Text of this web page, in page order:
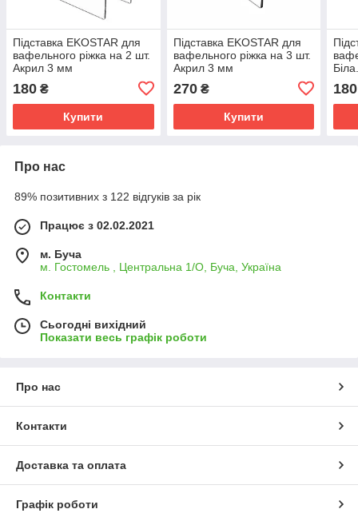
Підставка EKOSTAR для
вафельного ріжка на 2 шт.
Акрил 3 мм
180 ₴
Купити
Підставка EKOSTAR для
вафельного ріжка на 3 шт.
Акрил 3 мм
270₴
Купити
180
Про нас
89% позитивних з 122 відгуків за рік
Працює з 02.02.2021
м. Буча
м. Гостомель , Центральна 1/О, Буча, Україна
Контакти
Сьогодні вихідний
Показати весь графік роботи
Про нас
Контакти
Доставка та оплата
Графік роботи